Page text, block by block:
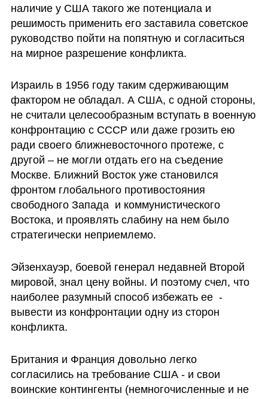
наличие у США такого же потенциала и
решимость применить его заставила советское
руководство пойти на попятную и согласиться
на мирное разрешение конфликта.
Израиль в 1956 году таким сдерживающим
фактором не обладал. А США, с одной стороны,
не считали целесообразным вступать в военную
конфронтацию с СССР или даже грозить ею
ради своего ближневосточного протеже, с
другой – не могли отдать его на съедение
Москве. Ближний Восток уже становился
фронтом глобального противостояния
свободного Запада  и коммунистического
Востока, и проявлять слабину на нем было
стратегически неприемлемо.
Эйзенхауэр, боевой генерал недавней Второй
мировой, знал цену войны. И поэтому счел, что
наиболее разумный способ избежать ее  -
вывести из конфронтации одну из сторон
конфликта.
Британия и Франция довольно легко
согласились на требование США - и свои
воинские контингенты (немногочисленные и не